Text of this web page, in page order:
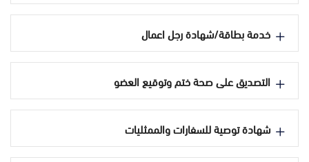
خدمة بطاقة/شهادة رجل اعمال
التصديق على صحة ختم وتوقيع العضو
شهادة توصية للسفارات والممثليات